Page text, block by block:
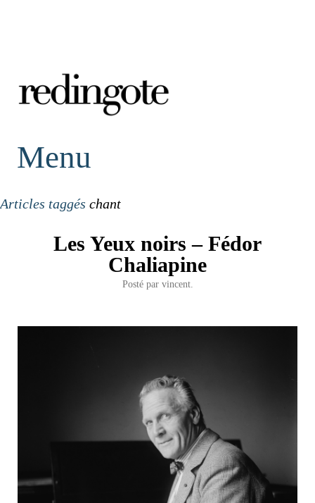
redingote.
Menu
Articles taggés chant
Les Yeux noirs – Fédor
Chaliapine
Posté par vincent.